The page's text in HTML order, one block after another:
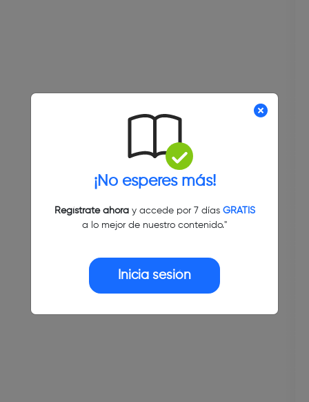
¡No esperes más!
Regístrate ahoray accede por 7 días GRATIS
a lo mejor de nuestro contenido."
Inicia sesión